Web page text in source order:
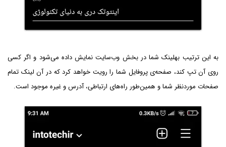
به این ترتیب بهلینک شما در بخش وب‌سایت نمایش داده می‌شود و اگر کسی
روی آن تپ کند، صفحه‌ی پروفایل شما را رویت خواهد کرد که در آن لینک تمام
صفحات موردنظر شما و همین‌طور راه‌های ارتباطی، آدرس و غیره موجود است.